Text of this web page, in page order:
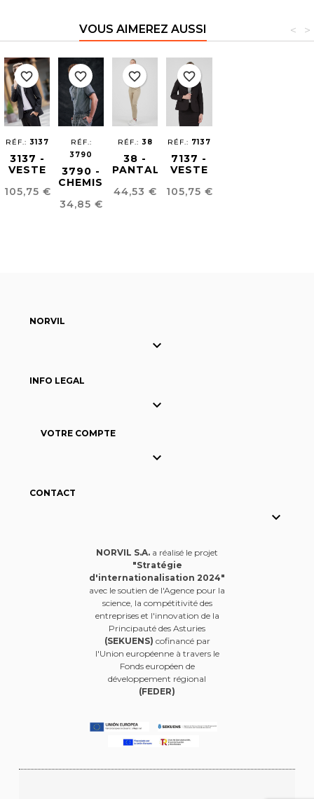
VOUS AIMEREZ AUSSI >
<
RÉF.: 3137
3137 -
VESTE
HOMME
CONFORT
Prix
105,75 €
favorite_border
RÉF.:
3790
3790 -
CHEMISE
EN FIL
Prix
34,85 €
favorite_border
RÉF.: 38
38 -
PANTALON
UNISEX
Prix
44,53 €
favorite_border
RÉF.: 7137
7137 -
VESTE
FEMME
Prix
105,75 €
favorite_border
NORVIL

INFO LEGAL

VOTRE COMPTE

CONTACT

NORVIL S.A. a réalisé le projet
"Stratégie
d'internationalisation 2024"
avec le soutien de l'Agence pour la
science, la compétitivité des
entreprises et l'innovation de la
Principauté des Asturies
(SEKUENS) cofinancé par
l'Union européenne à travers le
Fonds européen de
développement régional
(FEDER)